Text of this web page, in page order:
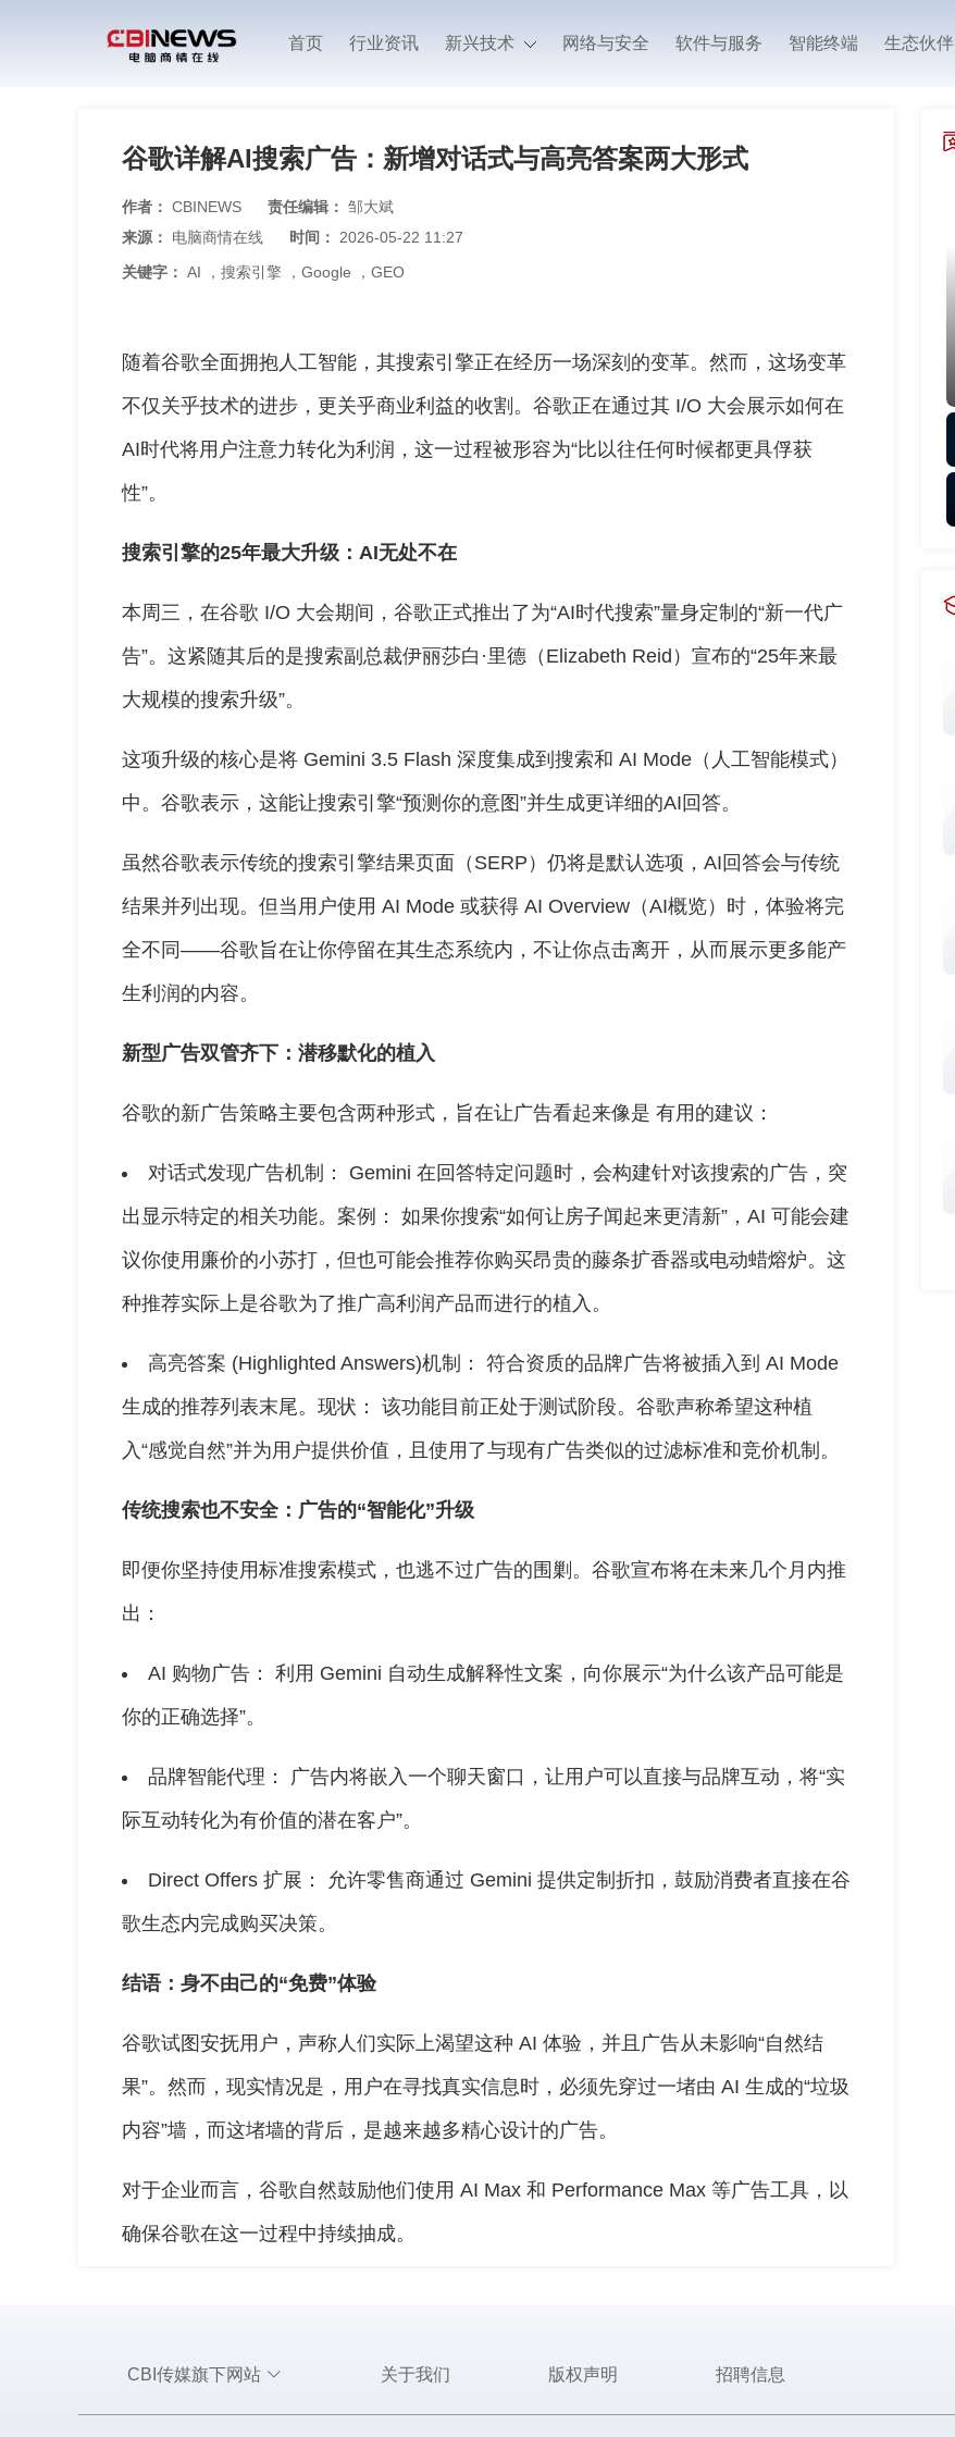
首页 行业资讯 新兴技术 网络与安全 软件与服务 智能终端 生态伙伴
谷歌详解AI搜索广告：新增对话式与高亮答案两大形式
作者： CBINEWS 责任编辑： 邹大斌
来源： 电脑商情在线 时间： 2026-05-22 11:27
关键字： AI ， 搜索引擎 ， Google ， GEO
随着谷歌全面拥抱人工智能，其搜索引擎正在经历一场深刻的变革。然而，这场变革
不仅关乎技术的进步，更关乎商业利益的收割。谷歌正在通过其 I/O 大会展示如何在
AI时代将用户注意力转化为利润，这一过程被形容为“比以往任何时候都更具俘获
性”。
搜索引擎的25年最大升级：AI无处不在
本周三，在谷歌 I/O 大会期间，谷歌正式推出了为“AI时代搜索”量身定制的“新一代广
告”。这紧随其后的是搜索副总裁伊丽莎白·里德（Elizabeth Reid）宣布的“25年来最
大规模的搜索升级”。
这项升级的核心是将 Gemini 3.5 Flash 深度集成到搜索和 AI Mode（人工智能模式）
中。谷歌表示，这能让搜索引擎“预测你的意图”并生成更详细的AI回答。
虽然谷歌表示传统的搜索引擎结果页面（SERP）仍将是默认选项，AI回答会与传统
结果并列出现。但当用户使用 AI Mode 或获得 AI Overview（AI概览）时，体验将完
全不同——谷歌旨在让你停留在其生态系统内，不让你点击离开，从而展示更多能产
生利润的内容。
新型广告双管齐下：潜移默化的植入
谷歌的新广告策略主要包含两种形式，旨在让广告看起来像是 有用的建议：
对话式发现广告机制： Gemini 在回答特定问题时，会构建针对该搜索的广告，突
出显示特定的相关功能。案例： 如果你搜索“如何让房子闻起来更清新”，AI 可能会建
议你使用廉价的小苏打，但也可能会推荐你购买昂贵的藤条扩香器或电动蜡熔炉。这
种推荐实际上是谷歌为了推广高利润产品而进行的植入。
高亮答案 (Highlighted Answers)机制： 符合资质的品牌广告将被插入到 AI Mode
生成的推荐列表末尾。现状： 该功能目前正处于测试阶段。谷歌声称希望这种植
入“感觉自然”并为用户提供价值，且使用了与现有广告类似的过滤标准和竞价机制。
传统搜索也不安全：广告的“智能化”升级
即便你坚持使用标准搜索模式，也逃不过广告的围剿。谷歌宣布将在未来几个月内推
出：
AI 购物广告： 利用 Gemini 自动生成解释性文案，向你展示“为什么该产品可能是
你的正确选择”。
品牌智能代理： 广告内将嵌入一个聊天窗口，让用户可以直接与品牌互动，将“实
际互动转化为有价值的潜在客户”。
Direct Offers 扩展： 允许零售商通过 Gemini 提供定制折扣，鼓励消费者直接在谷
歌生态内完成购买决策。
结语：身不由己的“免费”体验
谷歌试图安抚用户，声称人们实际上渴望这种 AI 体验，并且广告从未影响“自然结
果”。然而，现实情况是，用户在寻找真实信息时，必须先穿过一堵由 AI 生成的“垃圾
内容”墙，而这堵墙的背后，是越来越多精心设计的广告。
对于企业而言，谷歌自然鼓励他们使用 AI Max 和 Performance Max 等广告工具，以
确保谷歌在这一过程中持续抽成。
CBI传媒旗下网站 关于我们 版权声明 招聘信息